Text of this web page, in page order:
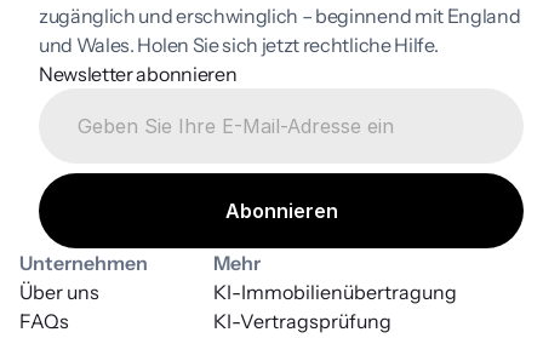
zugänglich und erschwinglich – beginnend mit England
und Wales. Holen Sie sich jetzt rechtliche Hilfe.
Newsletter abonnieren
Unternehmen
Über uns
FAQs
Mehr
KI-Vertragsprüfung
KI-Immobilienübertragung